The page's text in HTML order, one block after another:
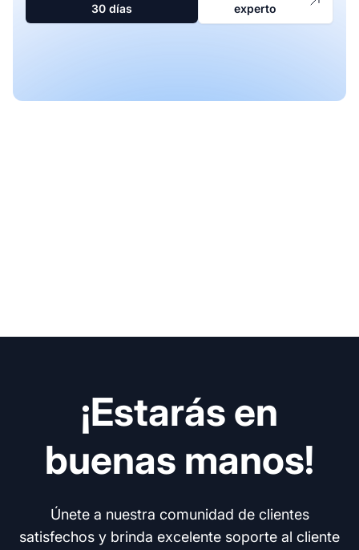
30 días experto
¡Estarás en
buenas manos!
Únete a nuestra comunidad de clientes
satisfechos y brinda excelente soporte al cliente